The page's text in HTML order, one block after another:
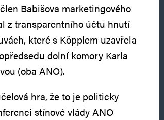
Babišova marketingového
z transparentního účtu hnutí
které s Köpplem uzavřela
dolní komory Karla
(oba ANO).
hra, že to je politicky
stínové vlády ANO